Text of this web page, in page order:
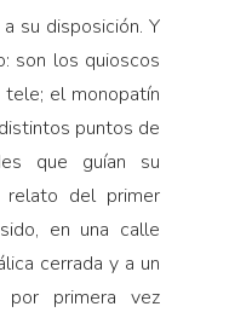
su disposición. Y
son los quioscos
el monopatín
puntos de
que guían su
relato del primer
en una calle
cerrada y a un
primera vez